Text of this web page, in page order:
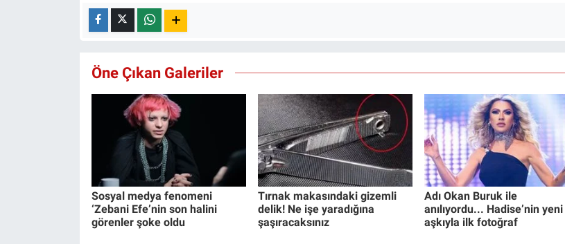
Öne Çıkan Galeriler
Sosyal medya fenomeni
‘Zebani Efe’nin son halini
görenler şoke oldu
Tırnak makasındaki gizemli
delik! Ne işe yaradığına
şaşıracaksınız
Adı Okan Buruk ile
anılıyordu... Hadise’nin yeni
aşkıyla ilk fotoğraf